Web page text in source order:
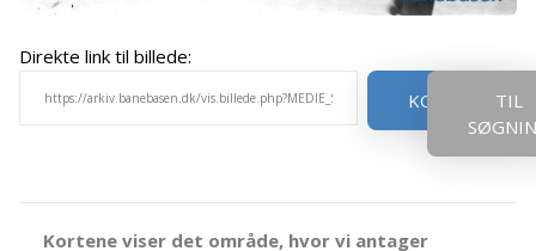
Direkte link til billede:
KOPIER
TIL
Kortene viser det område, hvor vi antager